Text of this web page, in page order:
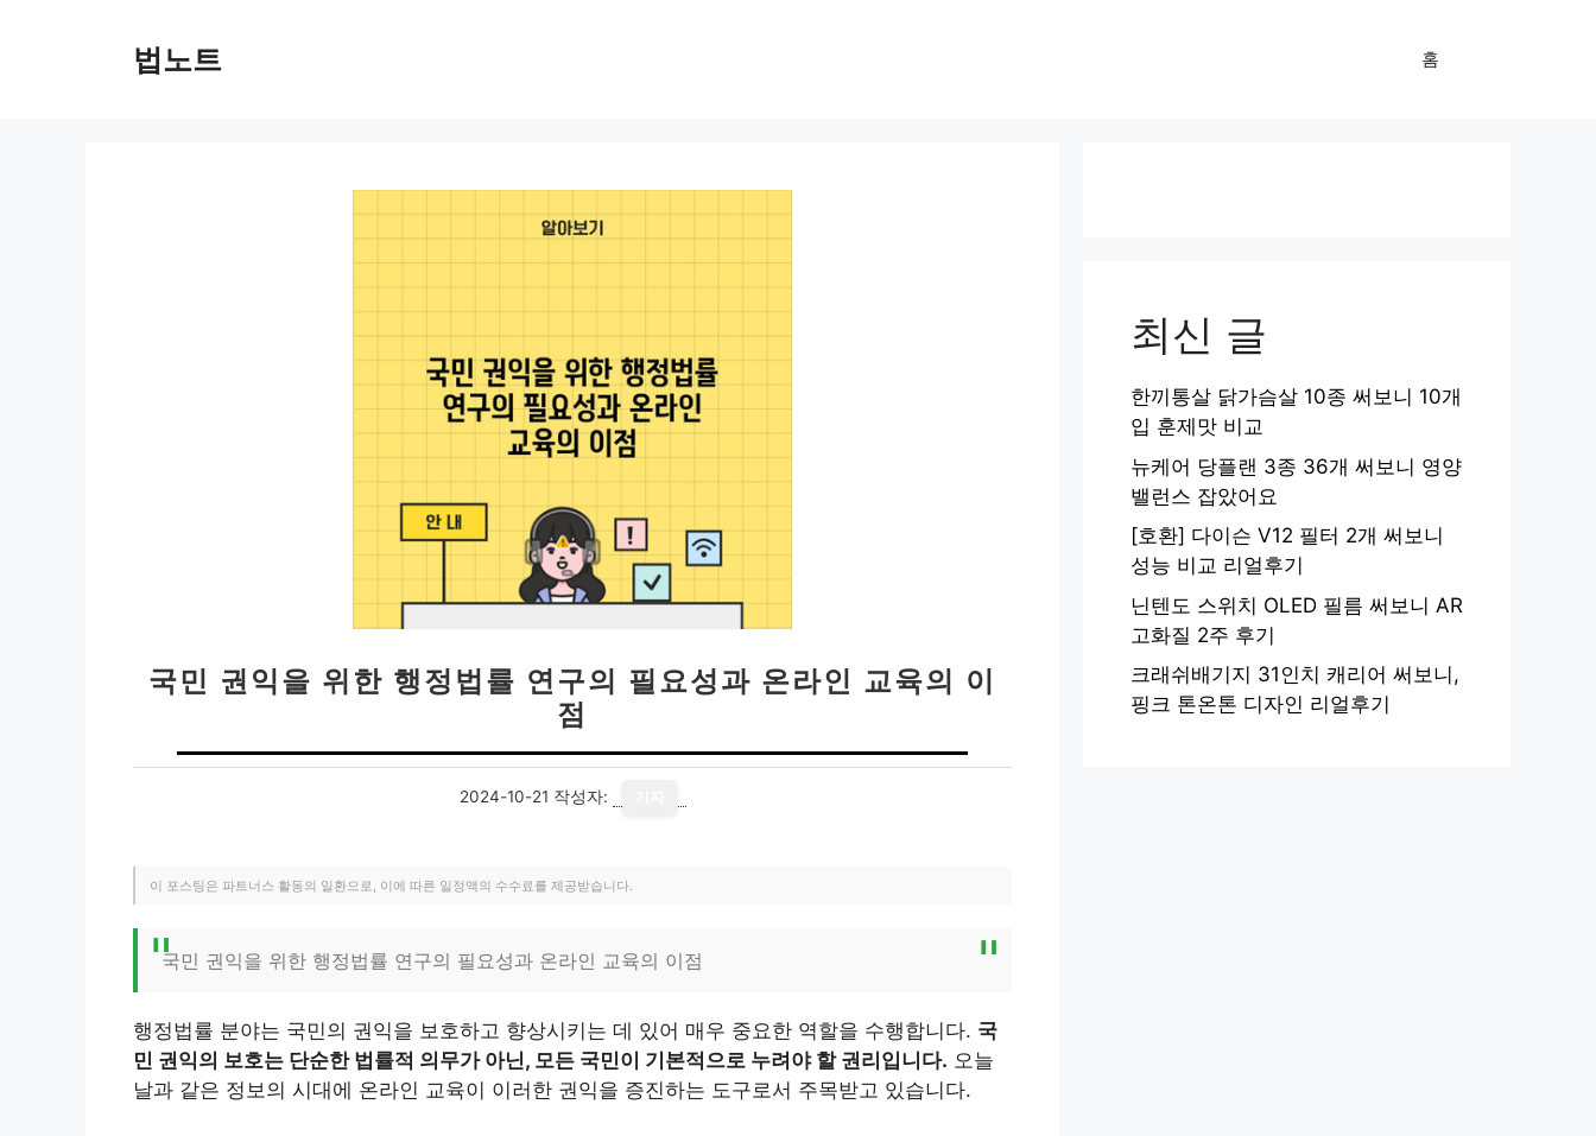
법노트 홈
국민 권익을 위한 행정법률 연구의 필요성과 온라인 교육의 이
점
2024-10-21 작성자:
이 포스팅은 파트너스 활동의 일환으로, 이에 따른 일정액의 수수료를 제공받습니다.
국민 권익을 위한 행정법률 연구의 필요성과 온라인 교육의 이점
행정법률 분야는 국민의 권익을 보호하고 향상시키는 데 있어 매우 중요한 역할을 수행합니다. 국
민 권익의 보호는 단순한 법률적 의무가 아닌, 모든 국민이 기본적으로 누려야 할 권리입니다. 오늘
날과 같은 정보의 시대에 온라인 교육이 이러한 권익을 증진하는 도구로서 주목받고 있습니다.
최신 글
한끼통살 닭가슴살 10종 써보니 10개
입 훈제맛 비교
뉴케어 당플랜 3종 36개 써보니 영양
밸런스 잡았어요
[호환] 다이슨 V12 필터 2개 써보니
성능 비교 리얼후기
닌텐도 스위치 OLED 필름 써보니 AR
고화질 2주 후기
크래쉬배기지 31인치 캐리어 써보니,
핑크 톤온톤 디자인 리얼후기